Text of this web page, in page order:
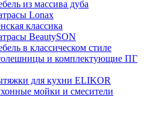
из массива дуба
Lonax
классика
BeautySON
в классическом стиле
и комплектующие ПГ
для кухни ELIKOR
мойки и смесители